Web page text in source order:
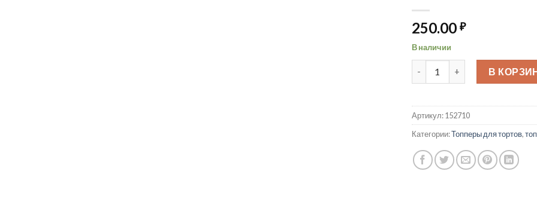
250.00 ₽
В наличии
Количество товара Кольцо
В
Артикул:152710
Категории:Топперы для тортов,